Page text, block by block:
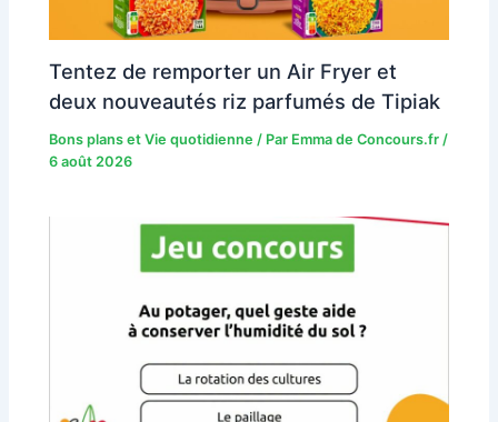
Tentez de remporter un Air Fryer et
deux nouveautés riz parfumés de Tipiak
Bons plans et Vie quotidienne / Par Emma de Concours.fr /
6 août 2026